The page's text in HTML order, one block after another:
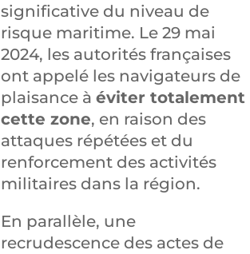
significative du niveau de
risque maritime. Le 29 mai
2024, les autorités françaises
ont appelé les navigateurs de
plaisance à éviter totalement
cette zone, en raison des
attaques répétées et du
renforcement des activités
militaires dans la région.
En parallèle, une
recrudescence des actes de